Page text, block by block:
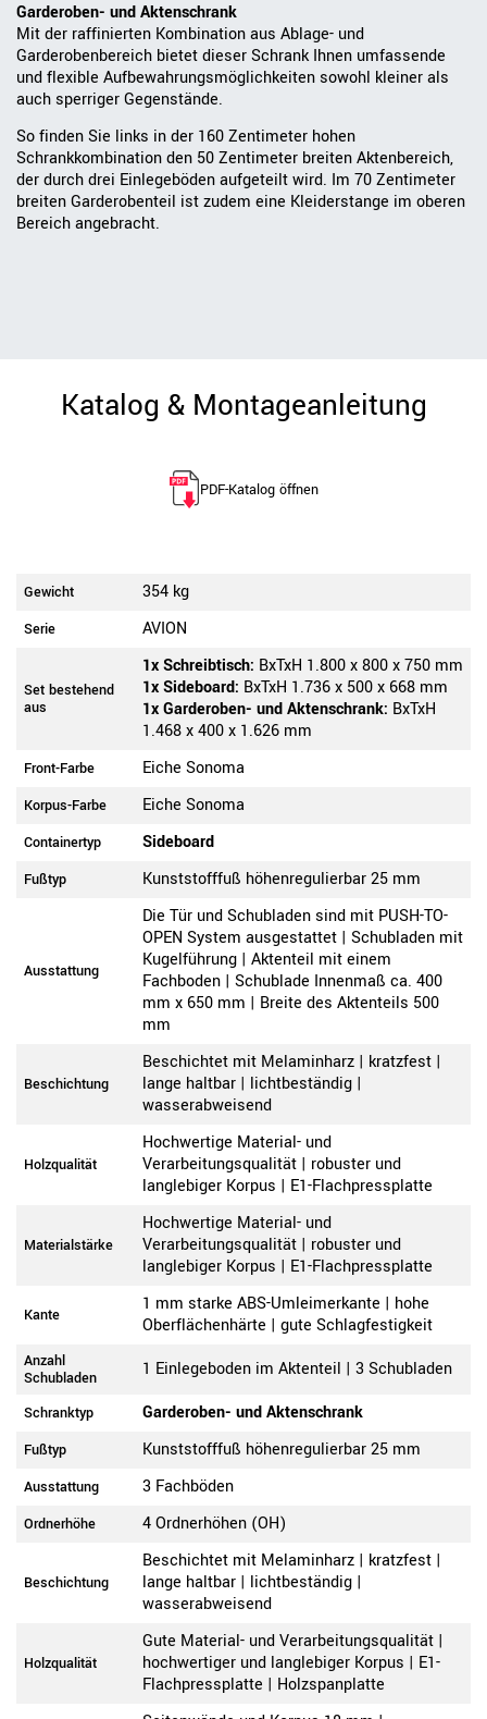
Garderoben- und Aktenschrank
Mit der raffinierten Kombination aus Ablage- und
Garderobenbereich bietet dieser Schrank Ihnen umfassende
und flexible Aufbewahrungsmöglichkeiten sowohl kleiner als
auch sperriger Gegenstände.
So finden Sie links in der 160 Zentimeter hohen
Schrankkombination den 50 Zentimeter breiten Aktenbereich,
der durch drei Einlegeböden aufgeteilt wird. Im 70 Zentimeter
breiten Garderobenteil ist zudem eine Kleiderstange im oberen
Bereich angebracht.
Katalog & Montageanleitung
PDF-Katalog öffnen
Gewicht 354 kg
Serie AVION
Set bestehend
aus
1x Schreibtisch: BxTxH 1.800 x 800 x 750 mm
1x Sideboard: BxTxH 1.736 x 500 x 668 mm
1x Garderoben- und Aktenschrank: BxTxH
1.468 x 400 x 1.626 mm
Front-Farbe Eiche Sonoma
Korpus-Farbe Eiche Sonoma
Containertyp Sideboard
Fußtyp Kunststofffuß höhenregulierbar 25 mm
Ausstattung
Die Tür und Schubladen sind mit PUSH-TO-
OPEN System ausgestattet | Schubladen mit
Kugelführung | Aktenteil mit einem
Fachboden | Schublade Innenmaß ca. 400
mm x 650 mm | Breite des Aktenteils 500
mm
Beschichtung
Beschichtet mit Melaminharz | kratzfest |
lange haltbar | lichtbeständig |
wasserabweisend
Holzqualität
Hochwertige Material- und
Verarbeitungsqualität | robuster und
langlebiger Korpus | E1-Flachpressplatte
Materialstärke
Hochwertige Material- und
Verarbeitungsqualität | robuster und
langlebiger Korpus | E1-Flachpressplatte
Kante
1 mm starke ABS-Umleimerkante | hohe
Oberflächenhärte | gute Schlagfestigkeit
Anzahl
Schubladen
1 Einlegeboden im Aktenteil | 3 Schubladen
Schranktyp Garderoben- und Aktenschrank
Fußtyp Kunststofffuß höhenregulierbar 25 mm
Ausstattung 3 Fachböden
Ordnerhöhe 4 Ordnerhöhen (OH)
Beschichtung
Beschichtet mit Melaminharz | kratzfest |
lange haltbar | lichtbeständig |
wasserabweisend
Holzqualität
Gute Material- und Verarbeitungsqualität |
hochwertiger und langlebiger Korpus | E1-
Flachpressplatte | Holzspanplatte